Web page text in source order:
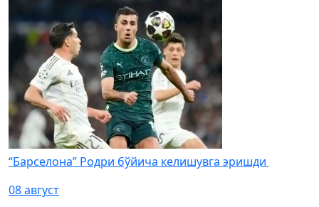
“Барселона” Родри бўйича келишувга эришди
08 август